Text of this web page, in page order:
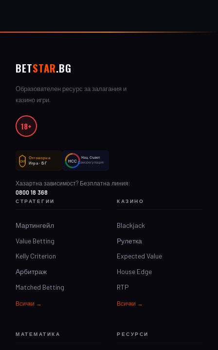
BETSTAR.BG
Образователен ресурс за залагания и
казино игри.
18+
ОИ
Отговорна
Игра · БГ
НСС
Нац. Съвет
Саморегулация
Хазартна зависимост? Безплатна линия:
0800 18 368
СТРАТЕГИИ
Мартингейл
Value Betting
Kelly Criterion
Арбитраж
Matched Betting
Всички →
КАЗИНО
Blackjack
Рулетка
Expected Value
House Edge
RTP
Всички →
МАТЕМАТИКА РЕСУРСИ